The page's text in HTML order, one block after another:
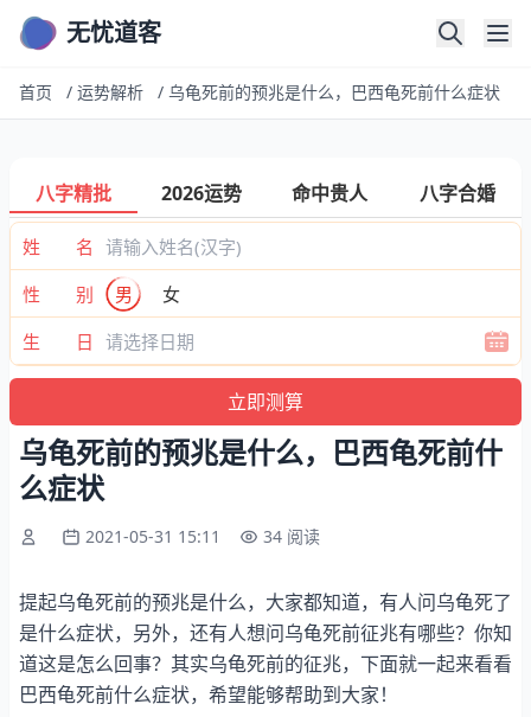
无忧道客
首页 / 运势解析 / 乌龟死前的预兆是什么，巴西龟死前什么症状
八字精批 2026运势 命中贵人 八字合婚
姓 名
性 别
男
女
生 日
乌龟死前的预兆是什么，巴西龟死前什
么症状
2021-05-31 15:11 34 阅读
提起乌龟死前的预兆是什么，大家都知道，有人问乌龟死了
是什么症状，另外，还有人想问乌龟死前征兆有哪些？你知
道这是怎么回事？其实乌龟死前的征兆，下面就一起来看看
巴西龟死前什么症状，希望能够帮助到大家！